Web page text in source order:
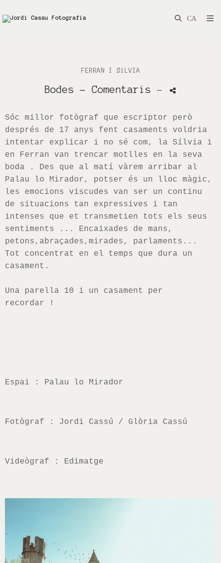
FERRAN I SíLVIA
Bodes - Comentaris -
Sóc millor fotògraf que escriptor però
després de 17 anys fent casaments voldria
intentar explicar i no sé com, la Sílvia i
en Ferran van trencar motlles en la seva
boda . Des que al matí vàrem arribar al
Palau
lo Mirador, potser és un lloc màgic,
les emocions viscudes van ser un continu
de situacions tan expressives i tan
intenses que et transmetien tots els seus
sentiments ... Encaixades de mans,
petons,abraçades,mirades, parlaments...
Tot concentrat en el temps que dura un
casament.
Una parella 10 i un casament per
recordar !
Espai : Palau lo Mirador
Fotògraf : Jordi Cassú / Glòria Cassú
Videògraf : Edimatge